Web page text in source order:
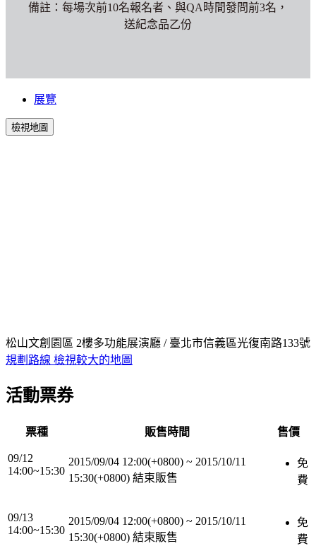
備註：每場次前10名報名者、與QA時間發問前3名，
送紀念品乙份
展覽
檢視地圖
松山文創園區 2樓多功能展演廳 / 臺北市信義區光復南路133號
規劃路線 檢視較大的地圖
活動票券
票種 販售時間 售價
09/12
14:00~15:30
2015/09/04 12:00(+0800) ~ 2015/10/11
15:30(+0800) 結束販售
免
費
09/13
14:00~15:30
2015/09/04 12:00(+0800) ~ 2015/10/11
15:30(+0800) 結束販售
免
費